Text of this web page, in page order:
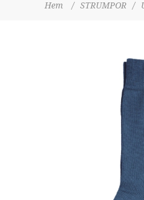
Hem / STRUMPOR /